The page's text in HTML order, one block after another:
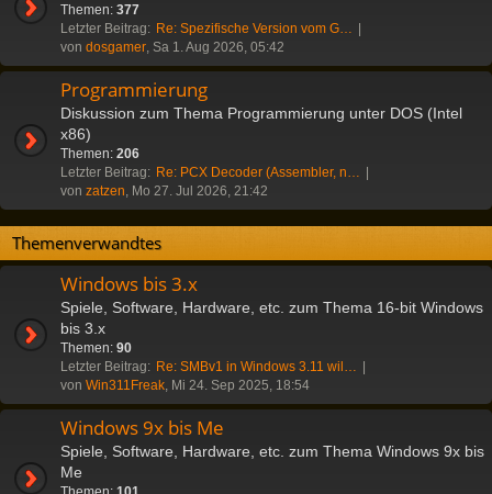
Themen: 377
Letzter Beitrag: Re: Spezifische Version vom G…
von dosgamer, Sa 1. Aug 2026, 05:42
Programmierung
Diskussion zum Thema Programmierung unter DOS (Intel
x86)
Themen: 206
Letzter Beitrag: Re: PCX Decoder (Assembler, n…
von zatzen, Mo 27. Jul 2026, 21:42
Themenverwandtes
Windows bis 3.x
Spiele, Software, Hardware, etc. zum Thema 16-bit Windows
bis 3.x
Themen: 90
Letzter Beitrag: Re: SMBv1 in Windows 3.11 wil…
von Win311Freak, Mi 24. Sep 2025, 18:54
Windows 9x bis Me
Spiele, Software, Hardware, etc. zum Thema Windows 9x bis
Me